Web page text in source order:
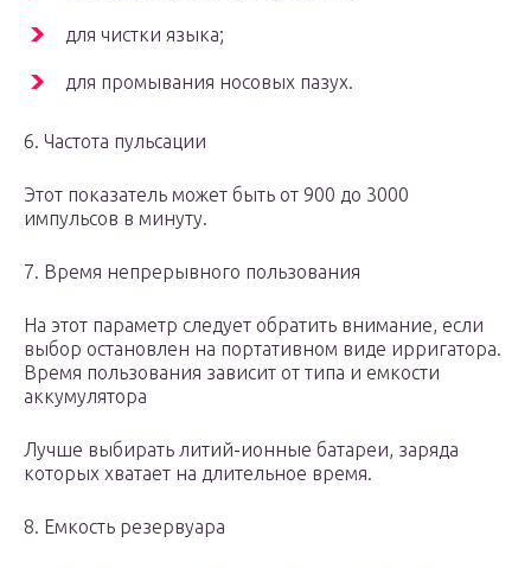
для чистки языка;
для промывания носовых пазух.
6. Частота пульсации
Этот показатель может быть от 900 до 3000
импульсов в минуту.
7. Время непрерывного пользования
На этот параметр следует обратить внимание, если
выбор остановлен на портативном виде ирригатора.
Время пользования зависит от типа и емкости
аккумулятора
Лучше выбирать литий-ионные батареи, заряда
которых хватает на длительное время.
8. Емкость резервуара